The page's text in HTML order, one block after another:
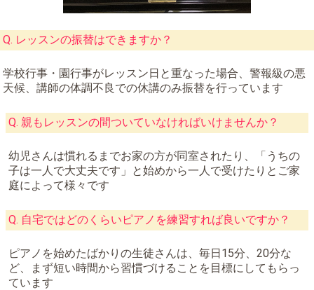
Q. レッスンの振替はできますか？
学校行事・園行事がレッスン日と重なった場合、警報級の悪
天候、講師の体調不良での休講のみ振替を行っています
Q. 親もレッスンの間ついていなければいけませんか？
幼児さんは慣れるまでお家の方が同室されたり、「うちの
子は一人で大丈夫です」と始めから一人で受けたりとご家
庭によって様々です
Q. 自宅ではどのくらいピアノを練習すれば良いですか？
ピアノを始めたばかりの生徒さんは、毎日15分、20分な
ど、まず短い時間から習慣づけることを目標にしてもらっ
ています